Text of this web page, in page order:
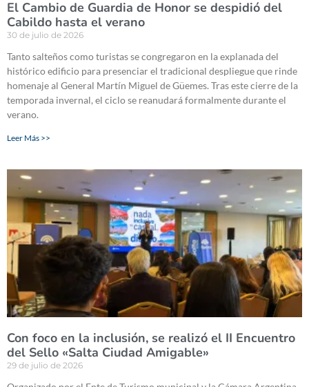
El Cambio de Guardia de Honor se despidió del
Cabildo hasta el verano
30 de julio de 2026
Tanto salteños como turistas se congregaron en la explanada del
histórico edificio para presenciar el tradicional despliegue que rinde
homenaje al General Martín Miguel de Güemes. Tras este cierre de la
temporada invernal, el ciclo se reanudará formalmente durante el
verano.
Leer Más >>
Con foco en la inclusión, se realizó el II Encuentro
del Sello «Salta Ciudad Amigable»
29 de julio de 2026